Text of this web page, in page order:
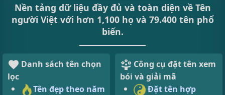
Nền tảng dữ liệu đầy đủ và toàn diện về Tên
người Việt với hơn 1,100 họ và 79.400 tên phổ
biến.
Danh sách tên chọn
lọc
Tên đẹp theo năm
Công cụ đặt tên xem
bói và giải mã
Đặt tên hợp